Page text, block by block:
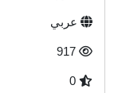
عربي